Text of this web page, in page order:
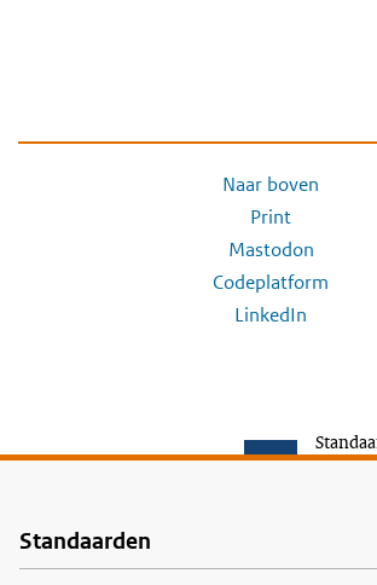
Naar boven
Print
Mastodon
Codeplatform
LinkedIn
Voet
Standaarden